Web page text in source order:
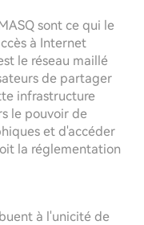
sont ce qui le
à Internet
le réseau maillé
de partager
infrastructure
le pouvoir de
et d'accéder
la réglementation
à l'unicité de